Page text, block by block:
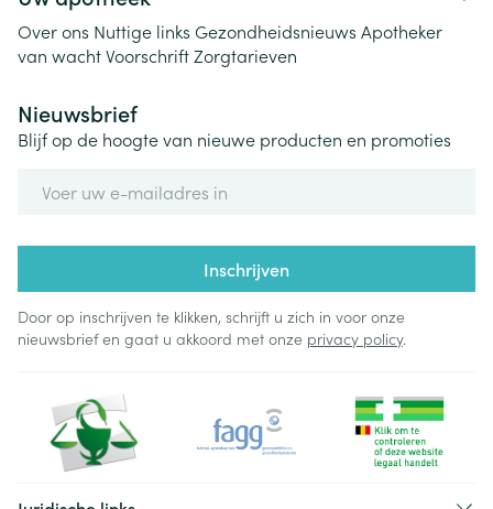
Over ons Nuttige links Gezondheidsnieuws Apotheker
van wachtVoorschriftZorgtarieven
Nieuwsbrief
Blijf op de hoogte van nieuwe producten en promoties
Inschrijven
Door op inschrijven te klikken, schrijft u zich in voor onze
nieuwsbrief en gaat u akkoord met onze privacy policy.